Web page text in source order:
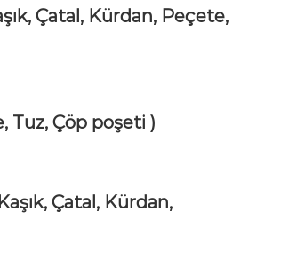
Çatal, Kürdan, Peçete,
Tuz, Çöp poşeti )
Çatal, Kürdan,